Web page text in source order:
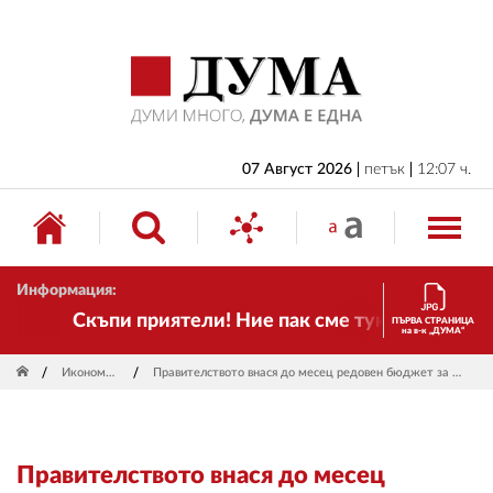
07 Август 2026 петък 12:07 ч.
Информация:
Скъпи приятели! Ние пак сме тук! Времето се
ПЪРВА СТРАНИЦА
на в-к „ДУМА“
Икономика Правителството внася до месец редовен бюджет за 2026 г.
Правителството внася до месец
БЪЛГАРИЯ
ИКОНОМИКА
ИЗБОРИ
СВЯТ
ДРУГИ